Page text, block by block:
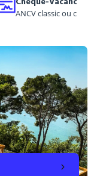
ANCV classic ou